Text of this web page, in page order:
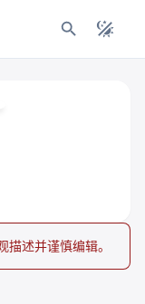
述并谨慎编辑。